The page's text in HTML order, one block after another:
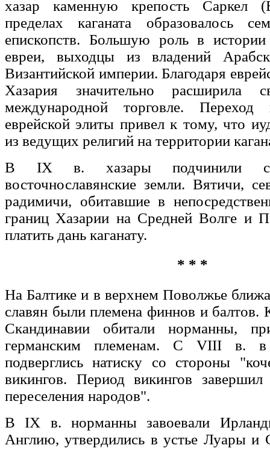
хазар каменную крепость Саркел
пределах каганата образовалось
епископств. Большую роль в
евреи, выходцы из владений
Византийской империи. Благодаря
Хазария значительно расширила
международной торговле.
еврейской элиты привел к тому, что
из ведущих религий на территории
В IX в. хазары подчинили
восточнославянские земли. Вятичи,
радимичи, обитавшие в
границ Хазарии на Средней Волге и
платить дань каганату.
* * *
На Балтике и в верхнем Поволжье
славян были племена финнов и балтов.
Скандинавии обитали норманны,
германским племенам. С VIII в.
подверглись натиску со стороны
викингов. Период викингов завершил
переселения народов".
В IX в. норманны завоевали
Англию, утвердились в устье Луары и